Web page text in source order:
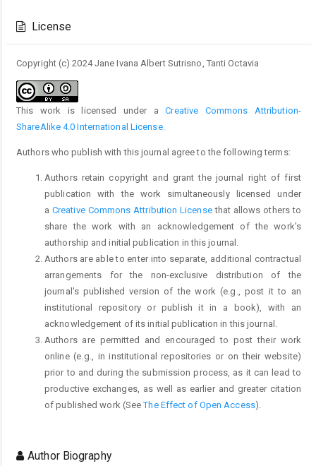
Details
License
Copyright (c) 2024 Jane Ivana Albert Sutrisno, Tanti Octavia
This work is licensed under aCreative Commons Attribution-
ShareAlike 4.0 International License.
Authors who publish with this journal agree to the following terms:
Authors retain copyright and grant the journal right of first
publication with the work simultaneously licensed under
a Creative Commons Attribution Licensethat allows others to
share the work with an acknowledgement of the work's
authorship and initial publication in this journal.
Authors are able to enter into separate, additional contractual
arrangements for the non-exclusive distribution of the
journal's published version of the work (e.g., post it to an
institutional repository or publish it in a book), with an
acknowledgement of its initial publication in this journal.
Authors are permitted and encouraged to post their work
online (e.g., in institutional repositories or on their website)
prior to and during the submission process, as it can lead to
productive exchanges, as well as earlier and greater citation
of published work (SeeThe Effect of Open Access).
Author Biography